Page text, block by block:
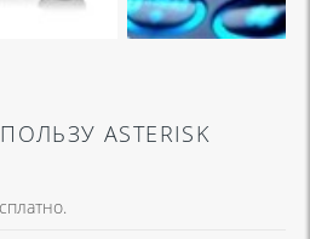
ASTERISK